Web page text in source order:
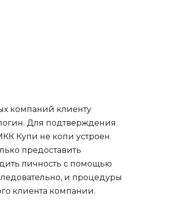
компаний клиенту
Для подтверждения
Купи не копи устроен
предоставить
личность с помощью
и процедуры
клиента компании.